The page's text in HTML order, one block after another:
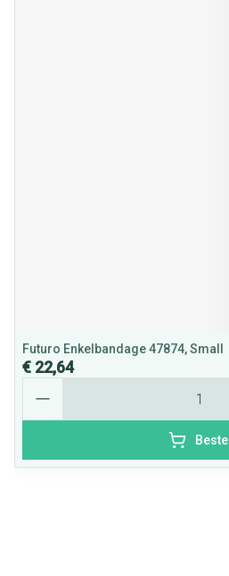
Futuro Enkelbandage 47874, Small
€ 22,64
Bestel